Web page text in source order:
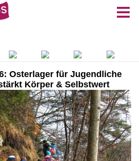
Osterlager für Jugendliche
Körper & Selbstwert